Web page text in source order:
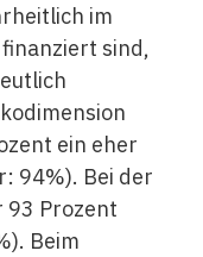
im
sind,
ein eher
94%). Bei der
93 Prozent
Beim